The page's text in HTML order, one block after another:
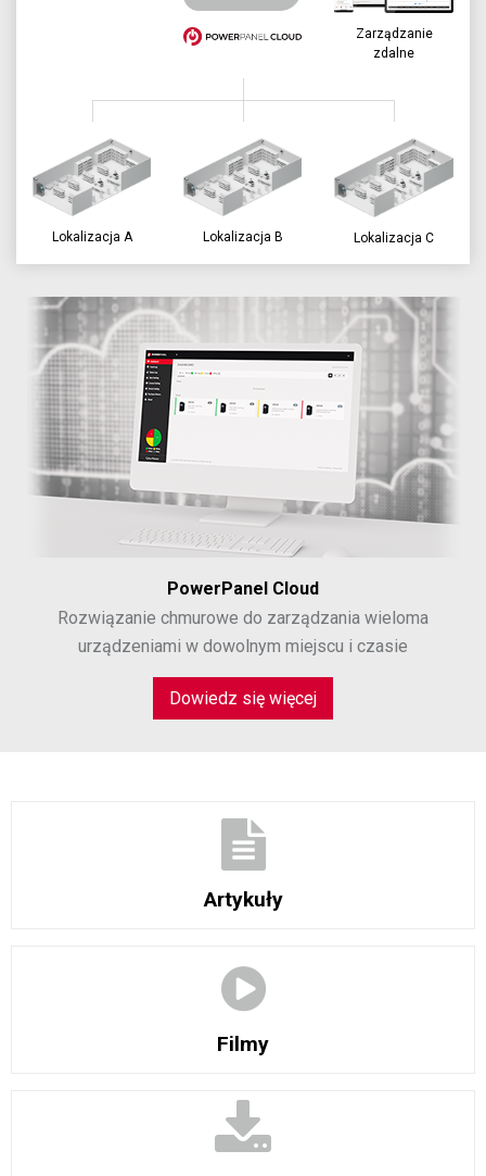
Zarządzanie
zdalne
Lokalizacja A Lokalizacja B Lokalizacja C
PowerPanel Cloud
Rozwiązanie chmurowe do zarządzania wieloma
urządzeniami w dowolnym miejscu i czasie
Dowiedz się więcej
Artykuły
Filmy